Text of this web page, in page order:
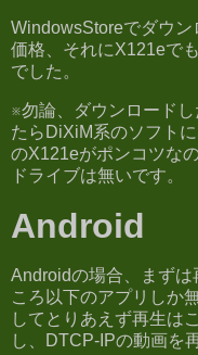
WindowsStoreでダウ
価格、それにX121eで
でした。
※勿論、ダウンロード
たらDiXiM系のソフト
のX121eがポンコツな
ドライブは無いです。
Android
Androidの場合、まずは
ころ以下のアプリしか
してとりあえず再生は
し、DTCP-IPの動画を